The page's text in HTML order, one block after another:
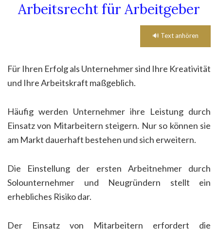
Arbeitsrecht für Arbeitgeber
🔊 Text anhören
Für Ihren Erfolg als Unternehmer sind Ihre Kreativität
und Ihre Arbeitskraft maßgeblich.
Häufig werden Unternehmer ihre Leistung durch
Einsatz von Mitarbeitern steigern. Nur so können sie
am Markt dauerhaft bestehen und sich erweitern.
Die Einstellung der ersten Arbeitnehmer durch
Solounternehmer und Neugründern stellt ein
erhebliches Risiko dar.
Der Einsatz von Mitarbeitern erfordert die